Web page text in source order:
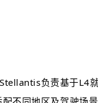
负责基于L4